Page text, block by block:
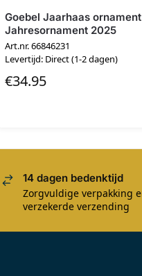
Goebel Jaarhaas
Jahresornament 2025
Art.nr. 66846231
Levertijd: Direct (1-2 dagen)
€34.95
14 dagen bedenktijd
Zorgvuldige verpakking
verzekerde verzending